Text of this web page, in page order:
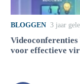
BLOGGEN 3 jaar
Videoconferenties
voor effectieve